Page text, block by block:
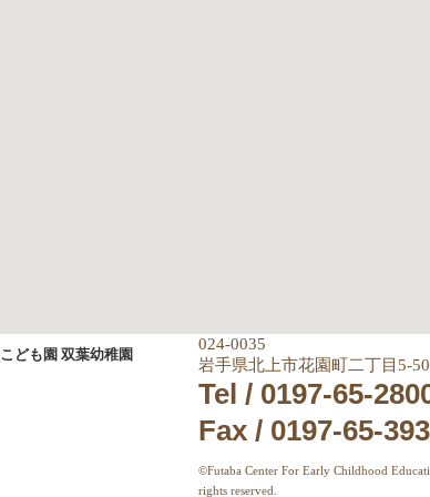
024-0035
岩手県北上市花園町二丁目5-50
Tel / 0197-65-
Fax / 0197-65-
©Futaba Center For Early Childhood
rights reserved.